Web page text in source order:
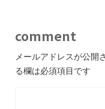
comment
メールアドレスが公開
る欄は必須項目です